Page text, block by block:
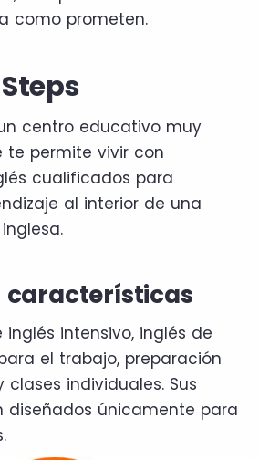
como prometen.
centro educativo muy
te permite vivir con
cualificados para
al interior de una
características
intensivo, inglés de
el trabajo, preparación
individuales. Sus
diseñados únicamente para